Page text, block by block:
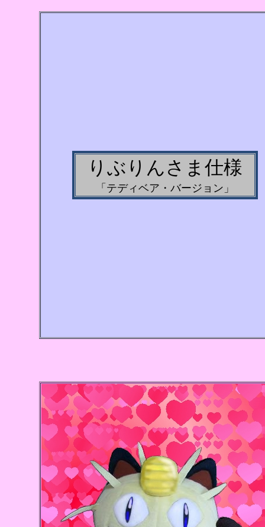
りぶりんさま仕様
「テディベア・バージョン」